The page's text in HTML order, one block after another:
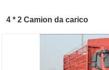
4 * 2 Camion da carico